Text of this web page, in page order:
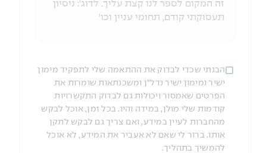
הבנתי שכדי לבדוק את ההתאמה שלי לתפקיד מימון
ישיר ומימון ישיר נדל"ן ומשכנתאות שומרות את
הפרטים שאמסור ויכולות גם לבדוק התקשרויות
קודמות שלי מולן, במידה והיו. בכל זמן, אוכל לבקש
מהחברות לעיין במידע, ואם צריך גם לבקש לתקן
אותו. ברור לי שאם לא אעביר את המידע, לא אוכל
להמשיך בתהליך.